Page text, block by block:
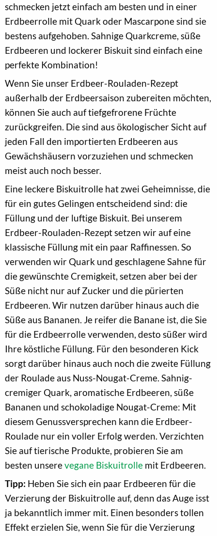
schmecken jetzt einfach am besten und in einer
Erdbeerrolle mit Quark oder Mascarpone sind sie
bestens aufgehoben. Sahnige Quarkcreme, süße
Erdbeeren und lockerer Biskuit sind einfach eine
perfekte Kombination!
Wenn Sie unser Erdbeer-Rouladen-Rezept
außerhalb der Erdbeersaison zubereiten möchten,
können Sie auch auf tiefgefrorene Früchte
zurückgreifen. Die sind aus ökologischer Sicht auf
jeden Fall den importierten Erdbeeren aus
Gewächshäusern vorzuziehen und schmecken
meist auch noch besser.
Eine leckere Biskuitrolle hat zwei Geheimnisse, die
für ein gutes Gelingen entscheidend sind: die
Füllung und der luftige Biskuit. Bei unserem
Erdbeer-Rouladen-Rezept setzen wir auf eine
klassische Füllung mit ein paar Raffinessen. So
verwenden wir Quark und geschlagene Sahne für
die gewünschte Cremigkeit, setzen aber bei der
Süße nicht nur auf Zucker und die pürierten
Erdbeeren. Wir nutzen darüber hinaus auch die
Süße aus Bananen. Je reifer die Banane ist, die Sie
für die Erdbeerrolle verwenden, desto süßer wird
Ihre köstliche Füllung. Für den besonderen Kick
sorgt darüber hinaus auch noch die zweite Füllung
der Roulade aus Nuss-Nougat-Creme. Sahnig-
cremiger Quark, aromatische Erdbeeren, süße
Bananen und schokoladige Nougat-Creme: Mit
diesem Genussversprechen kann die Erdbeer-
Roulade nur ein voller Erfolg werden. Verzichten
Sie auf tierische Produkte, probieren Sie am
besten unserevegane Biskuitrolle mit Erdbeeren.
Tipp: Heben Sie sich ein paar Erdbeeren für die
Verzierung der Biskuitrolle auf, denn das Auge isst
ja bekanntlich immer mit. Einen besonders tollen
Effekt erzielen Sie, wenn Sie für die Verzierung